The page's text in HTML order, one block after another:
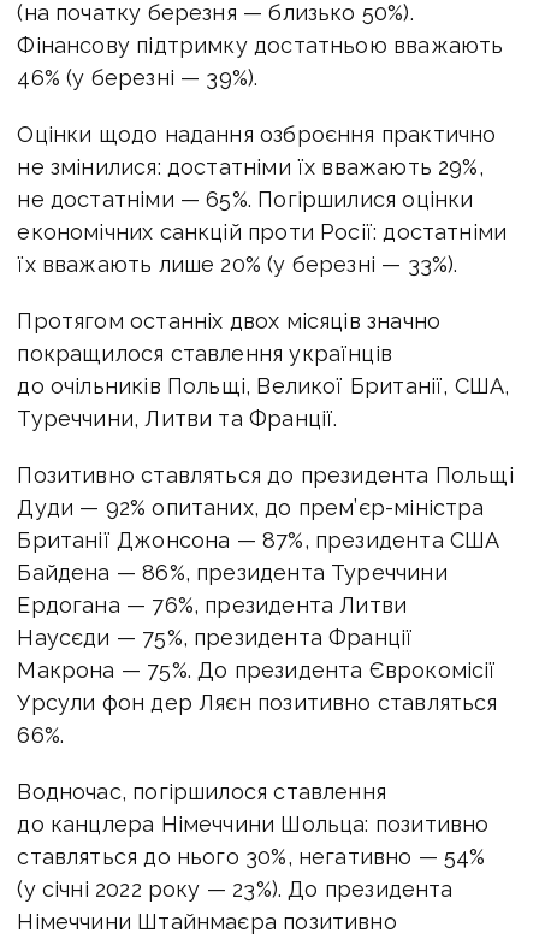
(на початку березня — близько 50%).
Фінансову підтримку достатньою вважають
46% (у березні — 39%).
Оцінки щодо надання озброєння практично
не змінилися: достатніми їх вважають 29%,
не достатніми — 65%. Погіршилися оцінки
економічних санкцій проти Росії: достатніми
їх вважають лише 20% (у березні — 33%).
Протягом останніх двох місяців значно
покращилося ставлення українців
до очільників Польщі, Великої Британії, США,
Туреччини, Литви та Франції.
Позитивно ставляться до президента Польщі
Дуди — 92% опитаних, до прем’єр-міністра
Британії Джонсона — 87%, президента США
Байдена — 86%, президента Туреччини
Ердогана — 76%, президента Литви
Наусєди — 75%, президента Франції
Макрона — 75%. До президента Єврокомісії
Урсули фон дер Ляєн позитивно ставляться
66%.
Водночас, погіршилося ставлення
до канцлера Німеччини Шольца: позитивно
ставляться до нього 30%, негативно — 54%
(у січні 2022 року — 23%). До президента
Німеччини Штайнмаєра позитивно